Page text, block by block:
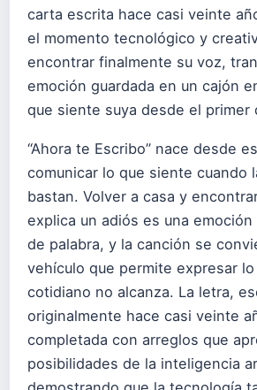
carta escrita hace casi veinte
el momento tecnológico y
encontrar finalmente su voz,
emoción guardada en un cajón
que siente suya desde el primer
“Ahora te Escribo” nace desde
comunicar lo que siente cuando
bastan. Volver a casa y
explica un adiós es una
de palabra, y la canción se
vehículo que permite expresar
cotidiano no alcanza. La letra,
originalmente hace casi veinte
completada con arreglos que
posibilidades de la inteligencia